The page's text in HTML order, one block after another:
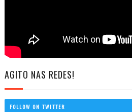
AGITO NAS REDES!
FOLLOW ON TWITTER